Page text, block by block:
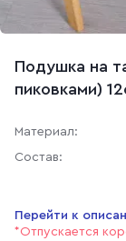
Подушка на
пиковками)
Материал:
Состав:
Перейти к
*Отпускается